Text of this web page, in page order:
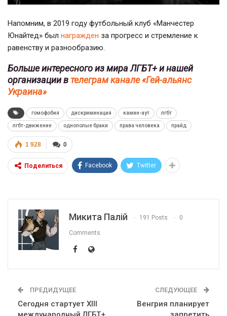
Напомним, в 2019 году футбольный клуб «Манчестер
Юнайтед» был награжден за прогресс и стремление к
равенству и разнообразию.
Больше интересного из мира ЛГБТ+ и нашей
организации в телеграм канале «Гей-альянс
Украина»
гомофобия дискриминация камин-аут лгбт
лгбт-движение однополые браки права человека прайд
0
1 928
Поделиться Facebook Twitter
Микита Палій 191 Posts 0
Comments
ПРЕДИДУЩЕЕ
Сегодня стартует XIII
СЛЕДУЮЩЕЕ
Венгрия планирует